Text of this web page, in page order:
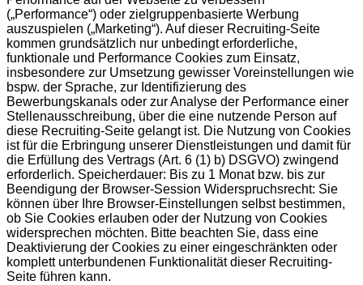
(„Performance“) oder zielgruppenbasierte Werbung
auszuspielen („Marketing“). Auf dieser Recruiting-Seite
kommen grundsätzlich nur unbedingt erforderliche,
funktionale und Performance Cookies zum Einsatz,
insbesondere zur Umsetzung gewisser Voreinstellungen wie
bspw. der Sprache, zur Identifizierung des
Bewerbungskanals oder zur Analyse der Performance einer
Stellenausschreibung, über die eine nutzende Person auf
diese Recruiting-Seite gelangt ist. Die Nutzung von Cookies
ist für die Erbringung unserer Dienstleistungen und damit für
die Erfüllung des Vertrags (Art. 6 (1) b) DSGVO) zwingend
erforderlich. Speicherdauer: Bis zu 1 Monat bzw. bis zur
Beendigung der Browser-Session Widerspruchsrecht: Sie
können über Ihre Browser-Einstellungen selbst bestimmen,
ob Sie Cookies erlauben oder der Nutzung von Cookies
widersprechen möchten. Bitte beachten Sie, dass eine
Deaktivierung der Cookies zu einer eingeschränkten oder
komplett unterbundenen Funktionalität dieser Recruiting-
Seite führen kann.